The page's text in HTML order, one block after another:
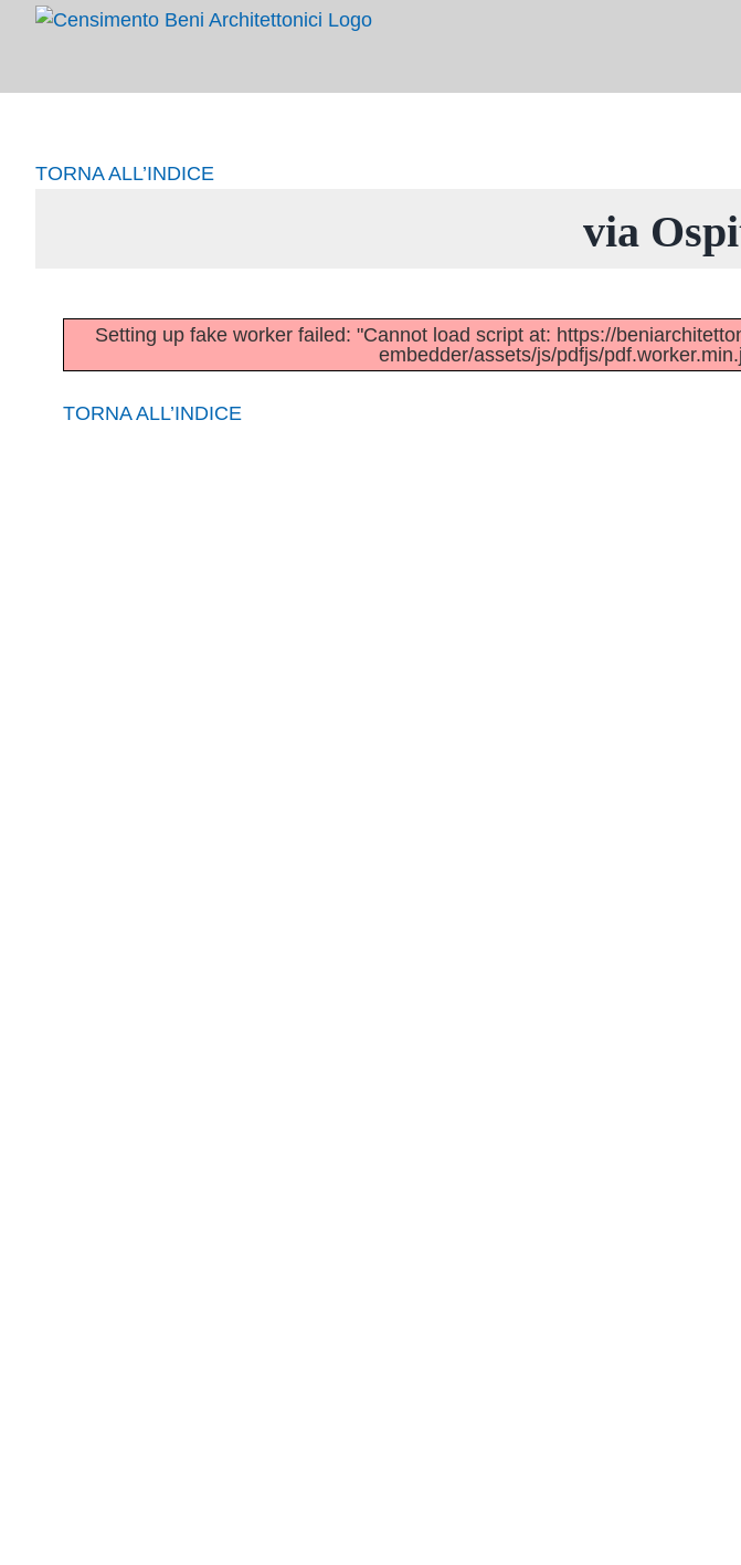
Salta
TORNA ALL’INDICE
via
Setting up fake worker failed: "Cannot load script at: https://
embedder/assets/js/pdfjs/
TORNA ALL’INDICE